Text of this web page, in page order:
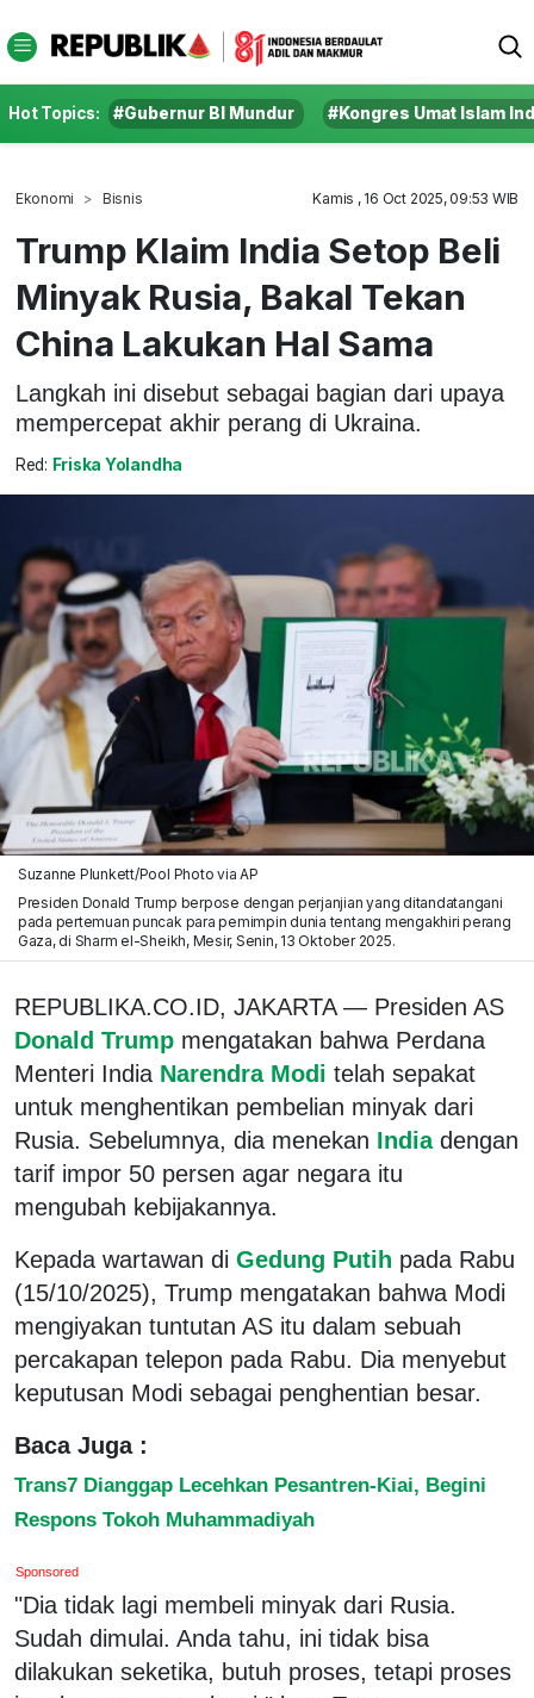
Hot Topics: #Gubernur BI Mundur #Kongres Umat Islam
Ekonomi Bisnis Kamis , 16 Oct 2025, 09:53 WIB
Trump Klaim India Setop Beli
Minyak Rusia, Bakal Tekan
China Lakukan Hal Sama
Langkah ini disebut sebagai bagian dari upaya
mempercepat akhir perang di Ukraina.
Red: Friska Yolandha
Suzanne Plunkett/Pool Photo via AP
Presiden Donald Trump berpose dengan perjanjian yang ditandatangani
pada pertemuan puncak para pemimpin dunia tentang mengakhiri perang
Gaza, di Sharm el-Sheikh, Mesir, Senin, 13 Oktober 2025.
REPUBLIKA.CO.ID, JAKARTA — Presiden AS
Donald Trump mengatakan bahwa Perdana
Menteri India Narendra Modi telah sepakat
untuk menghentikan pembelian minyak dari
Rusia. Sebelumnya, dia menekan India dengan
tarif impor 50 persen agar negara itu
mengubah kebijakannya.
Kepada wartawan di Gedung Putih pada Rabu
(15/10/2025), Trump mengatakan bahwa Modi
mengiyakan tuntutan AS itu dalam sebuah
percakapan telepon pada Rabu. Dia menyebut
keputusan Modi sebagai penghentian besar.
Baca Juga :
Trans7 Dianggap Lecehkan Pesantren-Kiai, Begini
Respons Tokoh Muhammadiyah
Sponsored
"Dia tidak lagi membeli minyak dari Rusia.
Sudah dimulai. Anda tahu, ini tidak bisa
dilakukan seketika, butuh proses, tetapi proses